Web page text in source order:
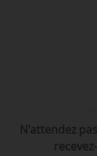
N'attendez pas